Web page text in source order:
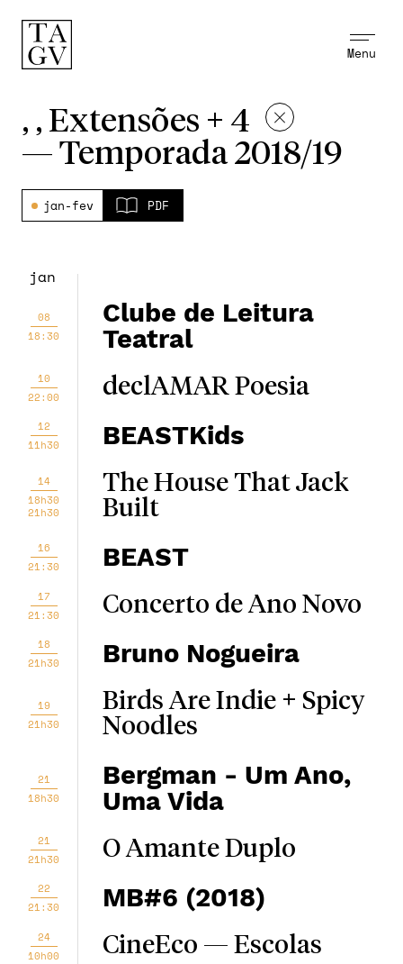
Menu
, , Extensões + 4
— Temporada 2018/19
jan-fev PDF
jan
08
18:30
Clube de Leitura
Teatral
10
22:00
declAMAR Poesia
12
11h30
BEASTKids
14
18h30
21h30
The House That Jack
Built
16
21:30
BEAST
17
21:30
Concerto de Ano Novo
18
21h30
Bruno Nogueira
19
21h30
Birds Are Indie + Spicy
Noodles
21
18h30
Bergman - Um Ano,
Uma Vida
21
21h30
O Amante Duplo
22
21:30
MB#6 (2018)
24
10h00
CineEco — Escolas